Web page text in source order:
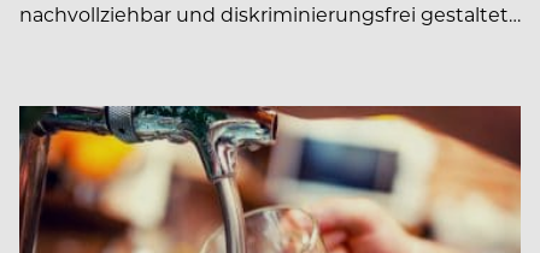
nachvollziehbar und diskriminierungsfrei gestaltet…